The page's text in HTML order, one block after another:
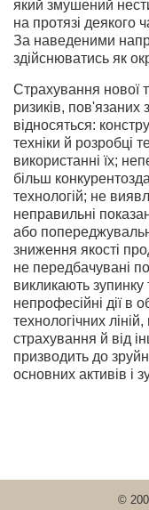
який змушений
на протязі деякого
За наведеними
здійснюватись як
Страхування нової
ризиків, пов'язаних
відносяться:
техніки й розробці
використанні їх;
більш
технологій; не
неправильні
або
зниження якості
не передбачувані
викликають зупинку
непрофесійні дії в
технологічних
страхування й від
призводить до
основних активів і
©